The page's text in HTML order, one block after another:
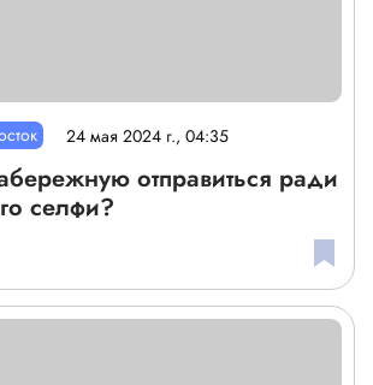
24 мая 2024 г., 04:35
отправиться ради
селфи?